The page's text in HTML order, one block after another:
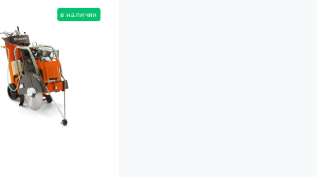
в наличии